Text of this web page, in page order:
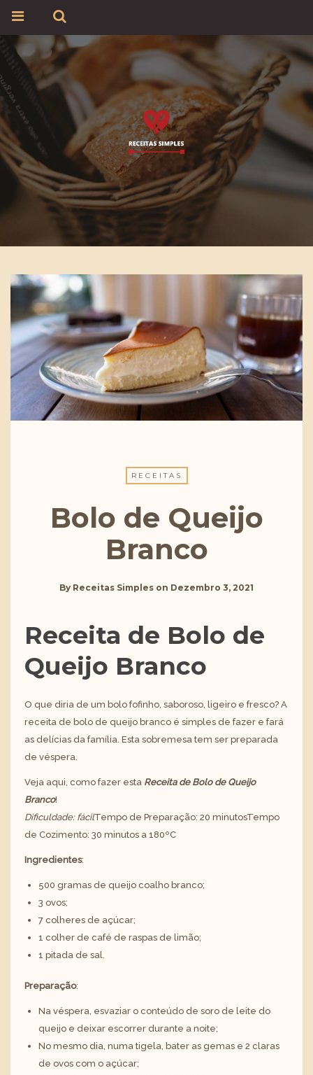
RECEITAS
Bolo de Queijo
Branco
By Receitas Simples on Dezembro 3, 2021
Receita de Bolo de
Queijo Branco
O que diria de um bolo fofinho, saboroso, ligeiro e fresco? A
receita de bolo de queijo branco é simples de fazer e fará
as delícias da família. Esta sobremesa tem ser preparada
de véspera.
Veja aqui, como fazer esta Receita de Bolo de Queijo
Branco!
Dificuldade: fácilTempo de Preparação: 20 minutosTempo
de Cozimento: 30 minutos a 180ºC
Ingredientes:
500 gramas de queijo coalho branco;
3 ovos;
7 colheres de açúcar;
1 colher de café de raspas de limão;
1 pitada de sal.
Preparação:
Na véspera, esvaziar o conteúdo de soro de leite do
queijo e deixar escorrer durante a noite;
No mesmo dia, numa tigela, bater as gemas e 2 claras
de ovos com o açúcar;